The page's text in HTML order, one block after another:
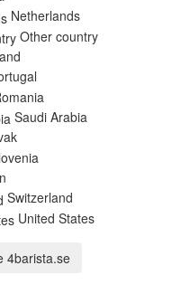
Netherlands
Other country
Saudi Arabia
Switzerland
United States
4barista.se